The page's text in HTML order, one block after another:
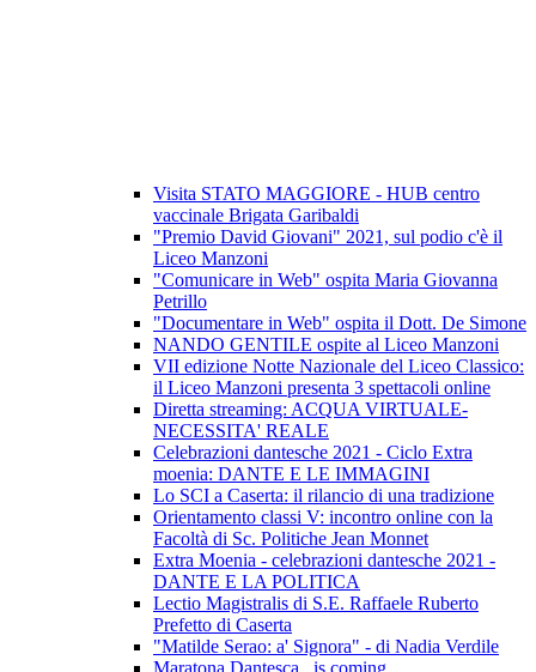
Visita STATO MAGGIORE - HUB centro
vaccinale Brigata Garibaldi
"Premio David Giovani" 2021, sul podio c'è il
Liceo Manzoni
"Comunicare in Web" ospita Maria Giovanna
Petrillo
"Documentare in Web" ospita il Dott. De Simone
NANDO GENTILE ospite al Liceo Manzoni
VII edizione Notte Nazionale del Liceo Classico:
il Liceo Manzoni presenta 3 spettacoli online
Diretta streaming: ACQUA VIRTUALE-
NECESSITA' REALE
Celebrazioni dantesche 2021 - Ciclo Extra
moenia: DANTE E LE IMMAGINI
Lo SCI a Caserta: il rilancio di una tradizione
Orientamento classi V: incontro online con la
Facoltà di Sc. Politiche Jean Monnet
Extra Moenia - celebrazioni dantesche 2021 -
DANTE E LA POLITICA
Lectio Magistralis di S.E. Raffaele Ruberto
Prefetto di Caserta
"Matilde Serao: a' Signora" - di Nadia Verdile